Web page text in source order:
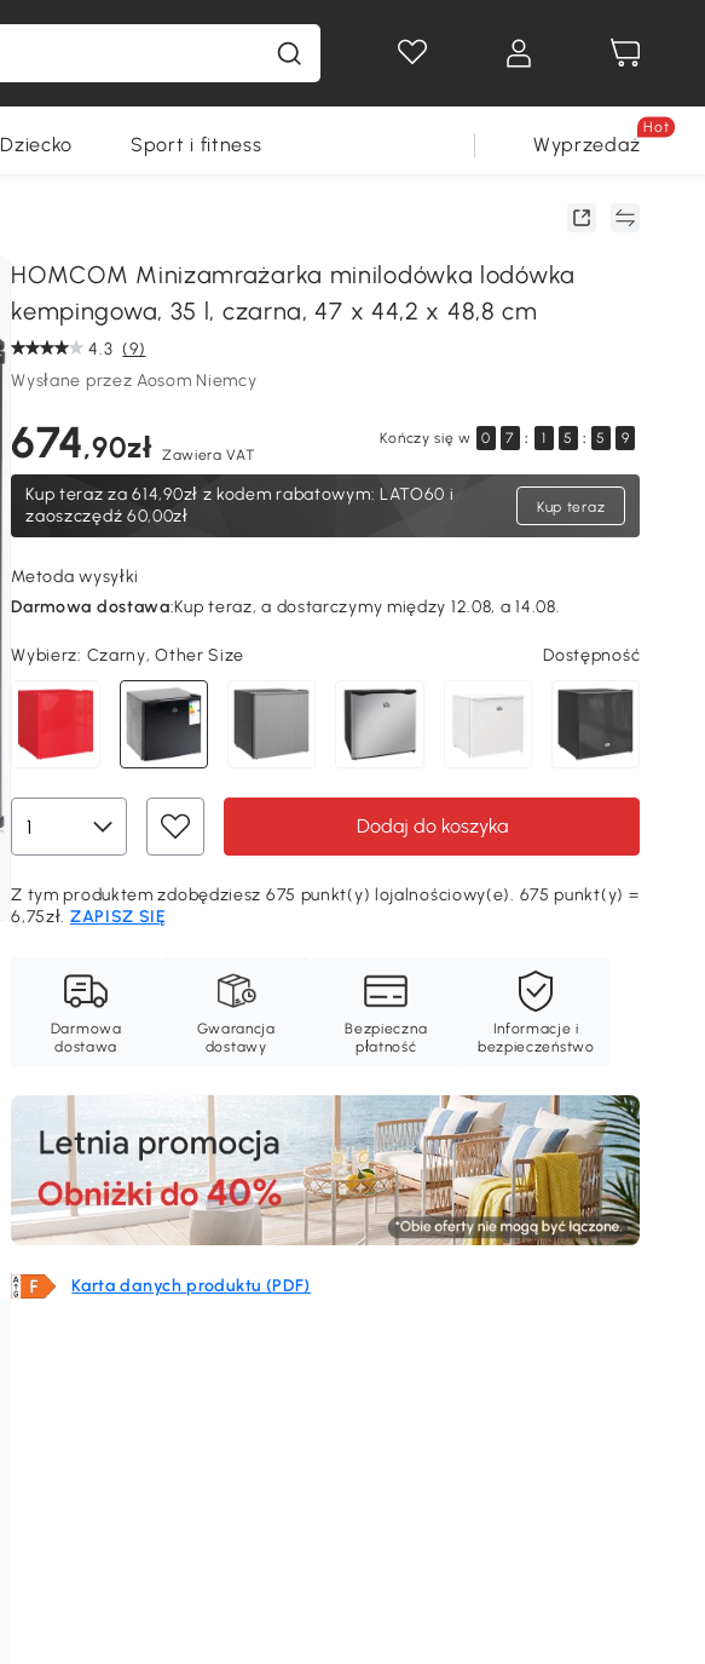
Dziecko Sport i fitness Wyprzedaż
Hot
HOMCOM Minizamrażarka minilodówka lodówka
kempingowa, 35 l, czarna, 47 x 44,2 x 48,8 cm
4.3 (9)
Wysłane przez Aosom Niemcy
674,90zł Zawiera VAT
Kończy się w 0 7 : 1 5 : 5 8
Kup teraz za614,90zł z kodem rabatowym: LATO60 i
zaoszczędź 60,00zł
Kup teraz
Metoda wysyłki
Darmowa dostawa:Kup teraz, a dostarczymy między 12.08, a 14.08.
Wybierz: Czarny, Other Size Dostępność
Dodaj do koszyka
Z tym produktem zdobędziesz 675 punkt(y) lojalnościowy(e). 675 punkt(y) =
6,75zł. ZAPISZ SIĘ
Darmowa
dostawa
Gwarancja
dostawy
Bezpieczna
płatność
Informacje i
bezpieczeństwo
Karta danych produktu (PDF)